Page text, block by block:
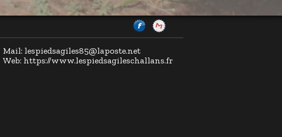
Mail: lespiedsagiles85@laposte.net
Web: https://www.lespiedsagileschallans.fr